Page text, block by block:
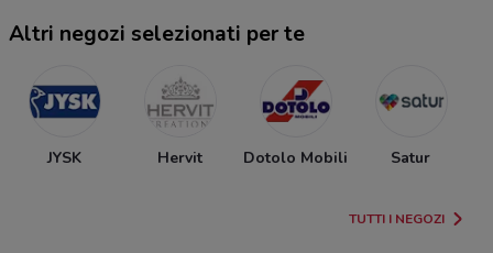
Altri negozi selezionati per te
JYSK Hervit Dotolo Mobili Satur
TUTTI I NEGOZI